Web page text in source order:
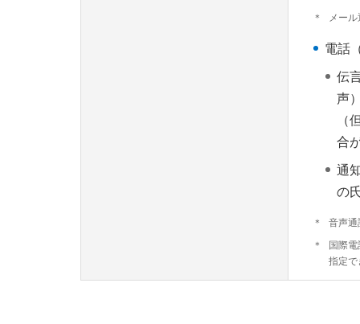
＊ メー
電話
伝
声
（
合
通
の
＊
音声通
＊
国際
指定で